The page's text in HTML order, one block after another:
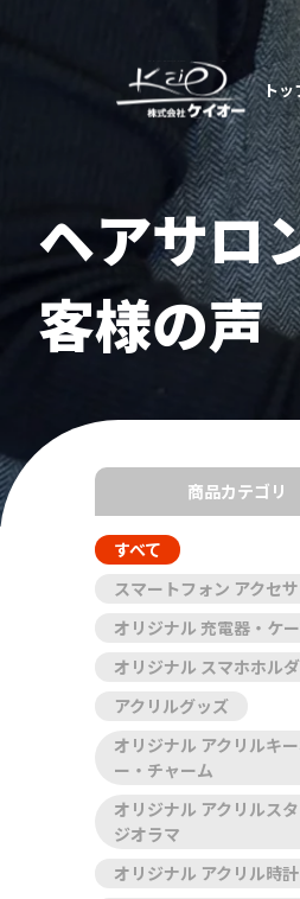
トッ
ヘアサロ
客様の声
商品カテゴリ
すべて
スマートフォン アクセ
オリジナル 充電器・ケ
オリジナル スマホホル
アクリルグッズ
オリジナル アクリルキ
ー・チャーム
オリジナル アクリルスタ
ジオラマ
オリジナル アクリル時計